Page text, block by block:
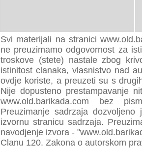
Svi materijali na stranici
preuzimamo odgovornost za
troskove (stete) nastale zbog
istinitost clanaka, vlasnistvo nad
ovdje koriste, a preuzeti su s
Nije dopusteno prestampavanje
www.old.barikada.com bez
Preuzimanje sadrzaja
izvornu stranicu sadrzaja.
navodjenje izvora -
Clanu 120. Zakona o autorskom